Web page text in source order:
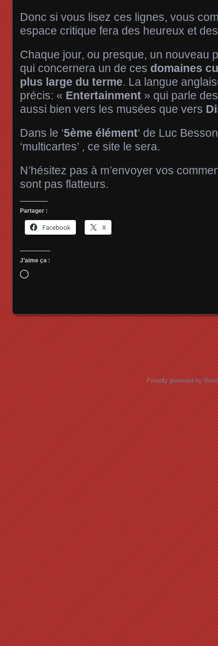
Donc si vous lisez ces lignes, vous
espace critique fera des heureux et
Chaque jour, ou presque, un nouveau
qui concernera un de ces domaines
plus large du terme. La langue
précis: « Entertainment » qui parle
aussi bien vers les musées que vers
Dans le ‘5ème élément‘ de Luc
‘multicartes’ , ce site le sera.
N’hésitez pas à m’envoyer vos
sont pas flatteurs.
Partager :
Facebook X
J’aime ça :
Chargement…
Proudly powered by